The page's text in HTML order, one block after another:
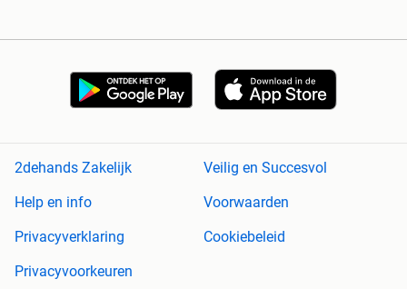
2dehands Zakelijk
Veilig en Succesvol
Help en info
Voorwaarden
Privacyverklaring
Cookiebeleid
Privacyvoorkeuren